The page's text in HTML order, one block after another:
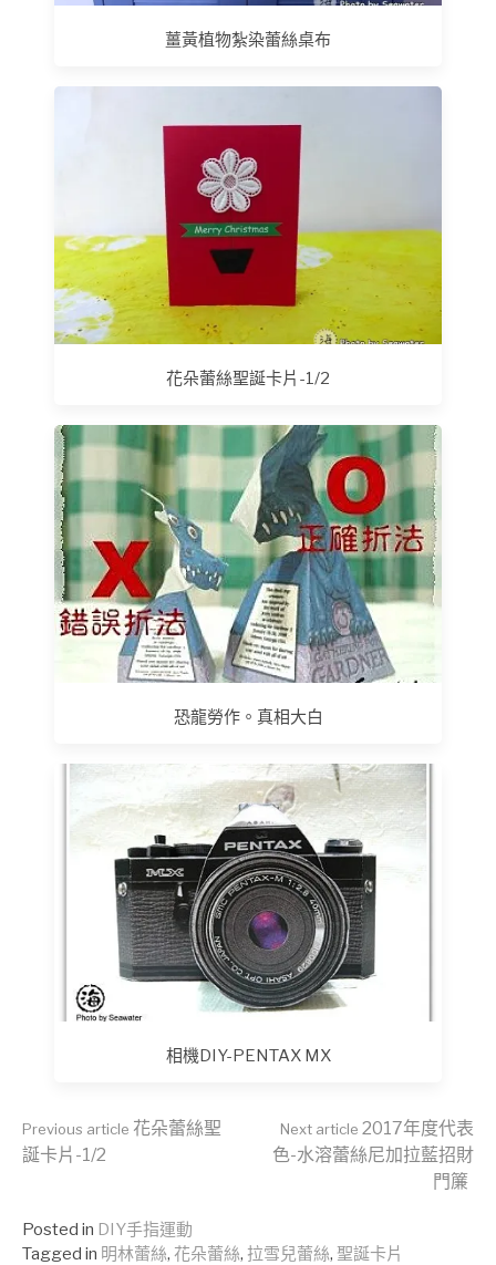
薑黃植物紮染蕾絲桌布
花朵蕾絲聖誕卡片-1/2
恐龍勞作。真相大白
相機DIY-PENTAX MX
Continue
Reading
Previous article 花朵蕾絲聖
誕卡片-1/2
Next article 2017年度代表
色-水溶蕾絲尼加拉藍招財
門簾
Posted in DIY手指運動
Tagged in 明林蕾絲, 花朵蕾絲, 拉雪兒蕾絲, 聖誕卡片